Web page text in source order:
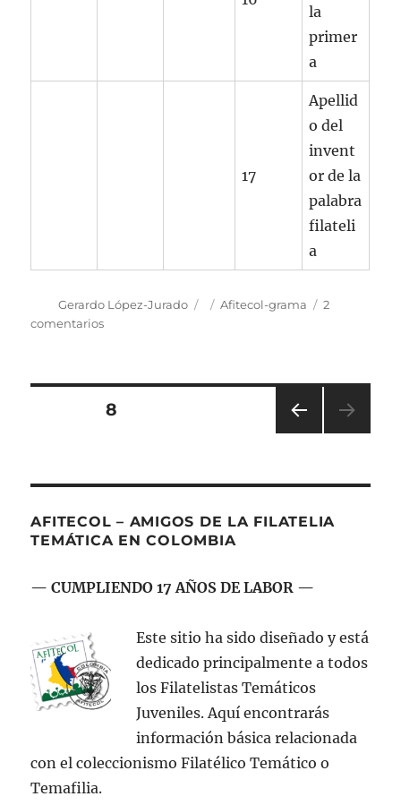
la
primer
a
17
Apellid
o del
invent
or de la
palabra
filateli
a
Autor
Gerardo López-Jurado
Publicado
Categorías
Afitecol-grama
2
comentariosen
Primeras
Navegación
entradas
ERIO
R
PÁGINA8
AFITECOL – AMIGOS DE LA FILATELIA
TEMÁTICA EN COLOMBIA
— CUMPLIENDO 17 AÑOS DE LABOR —
Este sitio ha sido diseñado y está
dedicado principalmente a todos
los Filatelistas Temáticos
Juveniles. Aquí encontrarás
información básica relacionada
con el coleccionismo Filatélico Temático o
Temafilia.